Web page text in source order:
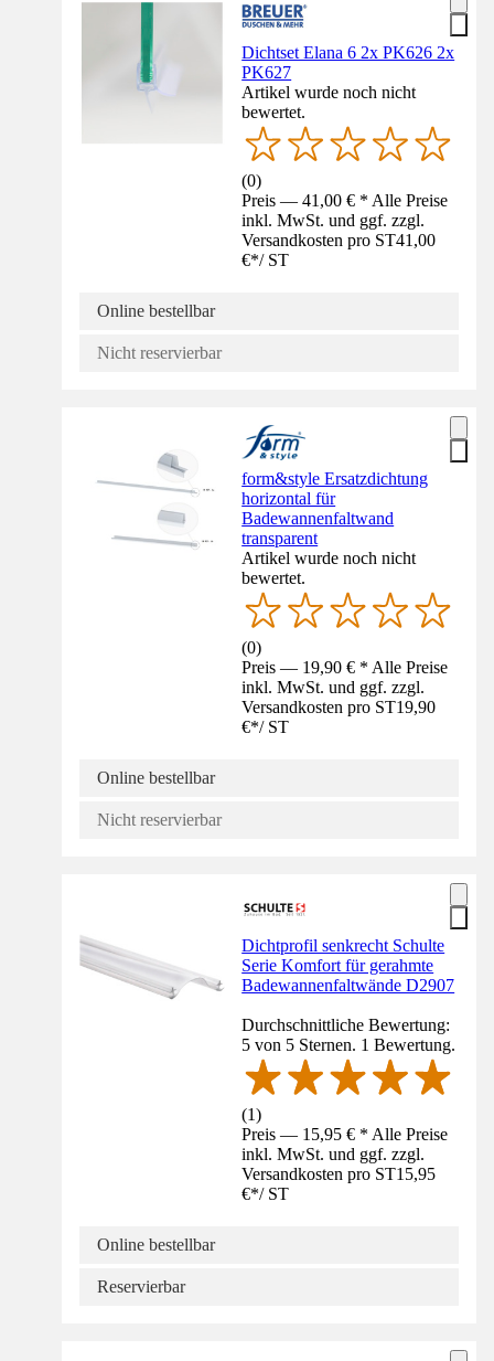
Dichtset Elana 6 2x PK626 2x
PK627
Artikel wurde noch nicht
bewertet.
(0)
Preis — 41,00 € * Alle Preise
inkl. MwSt. und ggf. zzgl.
Versandkosten pro ST41,00
€*/ ST
Online bestellbar
Nicht reservierbar
form&style Ersatzdichtung
horizontal für
Badewannenfaltwand
transparent
Artikel wurde noch nicht
bewertet.
(0)
Preis — 19,90 € * Alle Preise
inkl. MwSt. und ggf. zzgl.
Versandkosten pro ST19,90
€*/ ST
Online bestellbar
Nicht reservierbar
Dichtprofil senkrecht Schulte
Serie Komfort für gerahmte
Badewannenfaltwände D2907
Durchschnittliche Bewertung:
5 von 5 Sternen. 1 Bewertung.
(1)
Preis — 15,95 € * Alle Preise
inkl. MwSt. und ggf. zzgl.
Versandkosten pro ST15,95
€*/ ST
Online bestellbar
Reservierbar